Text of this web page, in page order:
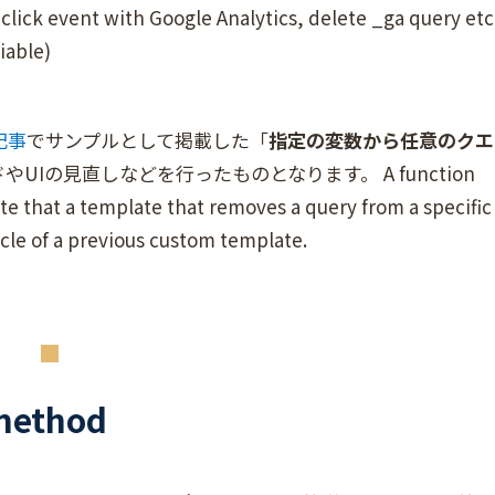
event with Google Analytics, delete _ga query
事でサンプルとして掲載した「指定の変数から任意のクエ
UIの見直しなどを行ったものとなります。 A function
that a template that removes a query from a specific
of a previous custom template.